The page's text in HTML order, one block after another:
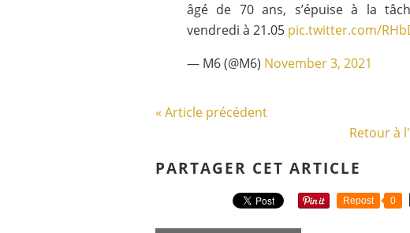
âgé de 70 ans, s’épuise à la
vendredi à 21.05 pic.twitter.com/
— M6 (@M6) November 3, 2021
« Article précédent
Retour à
PARTAGER CET ARTICLE
Repost 0